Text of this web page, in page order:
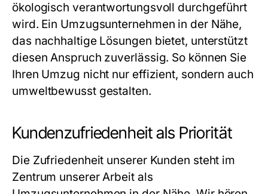
ökologisch verantwortungsvoll durchgeführt
wird. Ein Umzugsunternehmen in der Nähe,
das nachhaltige Lösungen bietet, unterstützt
diesen Anspruch zuverlässig. So können Sie
Ihren Umzug nicht nur effizient, sondern auch
umweltbewusst gestalten.
Kundenzufriedenheit als Priorität
Die Zufriedenheit unserer Kunden steht im
Zentrum unserer Arbeit als